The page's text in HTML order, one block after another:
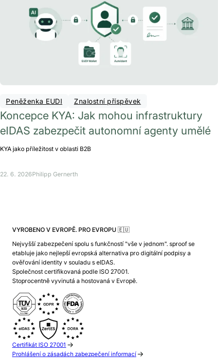
Peněženka EUDI Znalostní příspěvek
Koncepce KYA: Jak mohou infrastruktury
eIDAS zabezpečit autonomní agenty umělé
KYA jako příležitost v oblasti B2B
22. 6. 2026Philipp Gernerth
VYROBENO V EVROPĚ. PRO EVROPU 🇪🇺
Nejvyšší zabezpečení spolu s funkčností "vše v jednom". sproof se
etabluje jako nejlepší evropská alternativa pro digitální podpisy a
ověřování identity v souladu s eIDAS.
Společnost certifikovaná podle ISO 27001.
Stoprocentně vyvinutá a hostovaná v Evropě.
Certifikát ISO 27001
Prohlášení o zásadách zabezpečení informací